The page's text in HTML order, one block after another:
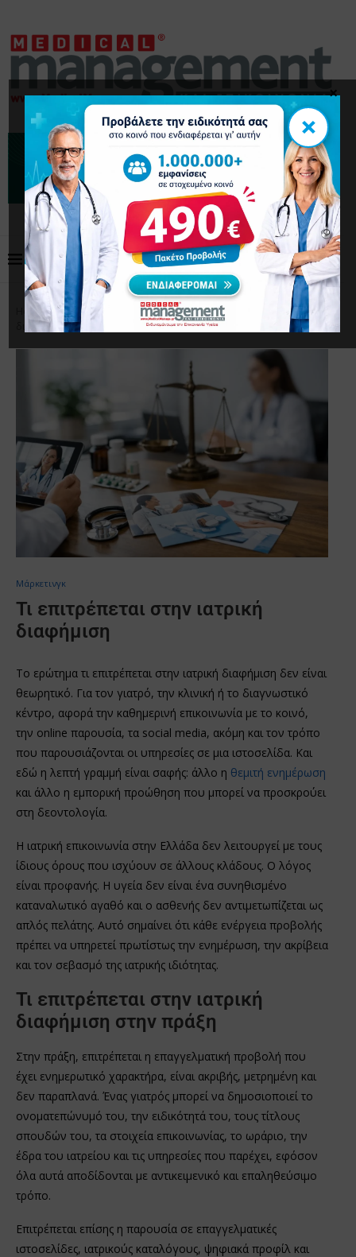
Home Μάρκετινγκ
Τι επιτρέπεται στην ιατρική
διαφήμιση
Μάρκετινγκ
Τι επιτρέπεται στην ιατρική
διαφήμιση
Το ερώτημα τι επιτρέπεται στην ιατρική διαφήμιση δεν είναι
θεωρητικό. Για τον γιατρό, την κλινική ή το διαγνωστικό
κέντρο, αφορά την καθημερινή επικοινωνία με το κοινό,
την online παρουσία, τα social media, ακόμη και τον τρόπο
που παρουσιάζονται οι υπηρεσίες σε μια ιστοσελίδα. Και
εδώ η λεπτή γραμμή είναι σαφής: άλλο η θεμιτή ενημέρωση
και άλλο η εμπορική προώθηση που μπορεί να προσκρούει
στη δεοντολογία.
Η ιατρική επικοινωνία στην Ελλάδα δεν λειτουργεί με τους
ίδιους όρους που ισχύουν σε άλλους κλάδους. Ο λόγος
είναι προφανής. Η υγεία δεν είναι ένα συνηθισμένο
καταναλωτικό αγαθό και ο ασθενής δεν αντιμετωπίζεται ως
απλός πελάτης. Αυτό σημαίνει ότι κάθε ενέργεια προβολής
πρέπει να υπηρετεί πρωτίστως την ενημέρωση, την ακρίβεια
και τον σεβασμό της ιατρικής ιδιότητας.
Τι επιτρέπεται στην ιατρική
διαφήμιση στην πράξη
Στην πράξη, επιτρέπεται η επαγγελματική προβολή που
έχει ενημερωτικό χαρακτήρα, είναι ακριβής, μετρημένη και
δεν παραπλανά. Ένας γιατρός μπορεί να δημοσιοποιεί το
ονοματεπώνυμό του, την ειδικότητά του, τους τίτλους
σπουδών του, τα στοιχεία επικοινωνίας, το ωράριο, την
έδρα του ιατρείου και τις υπηρεσίες που παρέχει, εφόσον
όλα αυτά αποδίδονται με αντικειμενικό και επαληθεύσιμο
τρόπο.
Επιτρέπεται επίσης η παρουσία σε επαγγελματικές
ιστοσελίδες, ιατρικούς καταλόγους, ψηφιακά προφίλ και
×
×